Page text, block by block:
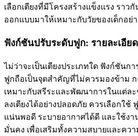
เลือกเตียงที่มีโครงสร้างแข็งแรง ราว
ออกแบบมาให้เหมาะกับวัยของเด็กอย่
ฟังก์ชันปรับระดับฟูก: รายละเอีย
ไม่ว่าจะเป็นเตียงประเภทใด ฟังก์ชันก
ฟูกถือเป็นจุดสำคัญที่ไม่ควรมองข้าม
เหมาะกับสรีระและพัฒนาการในแต่ละ
ลงเตียงได้อย่างปลอดภัย ควรเลือกใช้
แน่นพอดี ระบายอากาศได้ดี และใช้งา
มั่นคง เพื่อเสริมทั้งความสบายและคว